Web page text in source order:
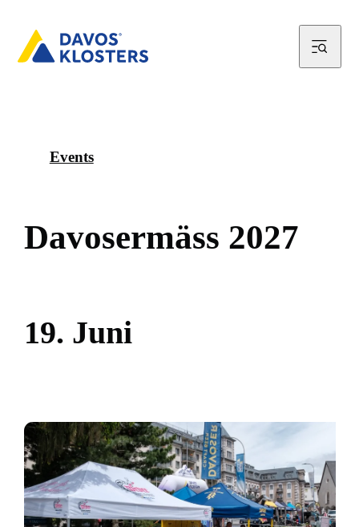
Events
Davosermäss 2027
19. Juni